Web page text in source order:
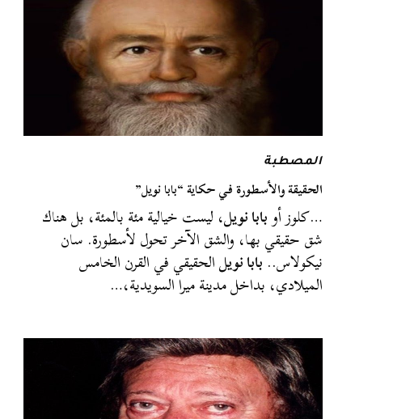
المصطبة
الحقيقة والأسطورة في حكاية “بابا نويل”
…كلوز أوبابا نويل، ليست خيالية مئة بالمئة، بل هناك
شق حقيقي بها، والشق الآخر تحول لأسطورة. سان
نيكولاس..بابا نويلالحقيقي في القرن الخامس
الميلادي، بداخل مدينة ميرا السويدية،…